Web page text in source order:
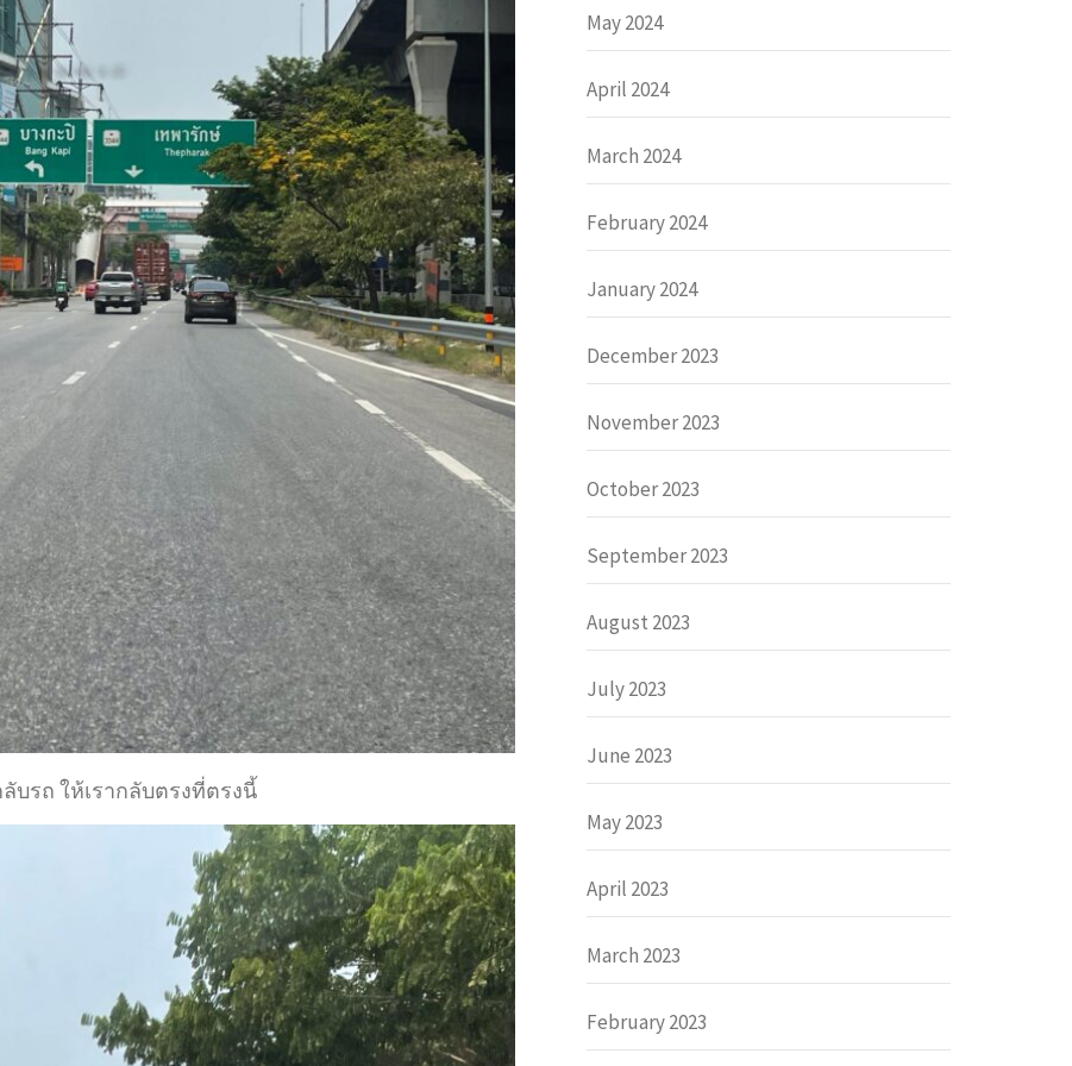
บรถ ให้เรากลับตรงที่ตรงนี้
May 2024
April 2024
March 2024
February 2024
January 2024
December 2023
November 2023
October 2023
September 2023
August 2023
July 2023
June 2023
May 2023
April 2023
March 2023
February 2023